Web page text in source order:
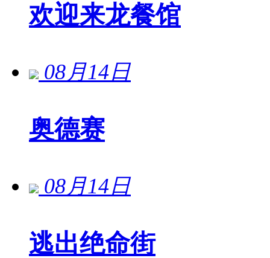
欢迎来龙餐馆
08月14日
奥德赛
08月14日
逃出绝命街